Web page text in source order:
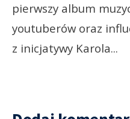
pierwszy album
youtuberów oraz
z inicjatywy Karola...